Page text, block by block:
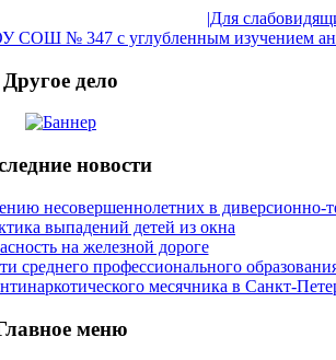
|Для
СОШ № 347 с углубленным изучением
Другое дело
новости
несовершеннолетних в диверсионно-
выпадений детей из окна
на железной дороге
среднего профессионального
месячника в Санкт-
меню